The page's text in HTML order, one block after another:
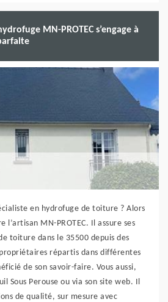
MN-PROTEC s’engage à
en hydrofuge de toiture ? Alors
l’artisan MN-PROTEC. Il assure ses
toiture dans le 35500 depuis des
répartis dans différentes
de son savoir-faire. Vous aussi,
Sous Perouse ou via son site web. Il
de qualité, sur mesure avec